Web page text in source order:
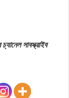
সাবস্ক্রাইব